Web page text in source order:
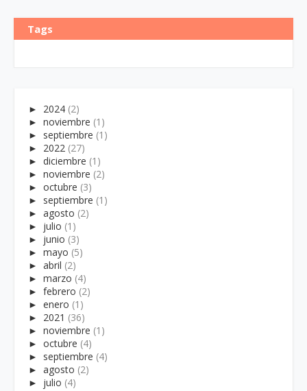
Tags
► 2024 (2)
► noviembre (1)
► septiembre (1)
► 2022 (27)
► diciembre (1)
► noviembre (2)
► octubre (3)
► septiembre (1)
► agosto (2)
► julio (1)
► junio (3)
► mayo (5)
► abril (2)
► marzo (4)
► febrero (2)
► enero (1)
► 2021 (36)
► noviembre (1)
► octubre (4)
► septiembre (4)
► agosto (2)
► julio (4)